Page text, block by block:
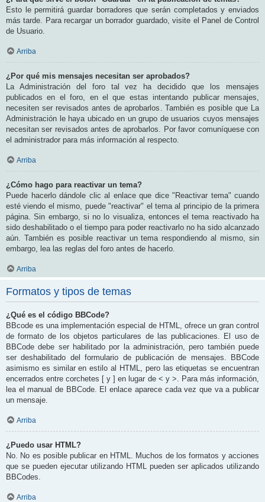
Esto le permitirá guardar borradores que serán completados y enviados
más tarde. Para recargar un borrador guardado, visite el Panel de Control
de Usuario.
Arriba
¿Por qué mis mensajes necesitan ser aprobados?
La Administración del foro tal vez ha decidido que los mensajes
publicados en el foro, en el que estas intentando publicar mensajes,
necesiten ser revisados antes de aprobarlos. También es posible que La
Administración le haya ubicado en un grupo de usuarios cuyos mensajes
necesitan ser revisados antes de aprobarlos. Por favor comuníquese con
el administrador para más información al respecto.
Arriba
¿Cómo hago para reactivar un tema?
Puede hacerlo dándole clic al enlace que dice "Reactivar tema" cuando
esté viendo el mismo, puede "reactivar" el tema al principio de la primera
página. Sin embargo, si no lo visualiza, entonces el tema reactivado ha
sido deshabilitado o el tiempo para poder reactivarlo no ha sido alcanzado
aún. También es posible reactivar un tema respondiendo al mismo, sin
embargo, lea las reglas del foro antes de hacerlo.
Arriba
Formatos y tipos de temas
¿Qué es el código BBCode?
BBcode es una implementación especial de HTML, ofrece un gran control
de formato de los objetos particulares de las publicaciones. El uso de
BBCode debe ser habilitado por la administración, pero también puede
ser deshabilitado del formulario de publicación de mensajes. BBCode
asimismo es similar en estilo al HTML, pero las etiquetas se encuentran
encerrados entre corchetes [ y ] en lugar de < y >. Para más información,
lea el manual de BBCode. El enlace aparece cada vez que va a publicar
un mensaje.
Arriba
¿Puedo usar HTML?
No. No es posible publicar en HTML. Muchos de los formatos y acciones
que se pueden ejecutar utilizando HTML pueden ser aplicados utilizando
BBCodes.
Arriba